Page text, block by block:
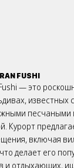
FUSHI
— это
известных
песчаными
Курорт
включая
делает его
и отдыхающих,